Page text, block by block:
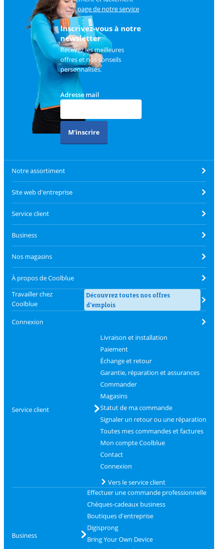
surla page de notre service
client.
Inscrivez-vous à notre
newsletter
Recevez les meilleures
offres et nos conseils
personnalisés.
Adresse mail
M'inscrire
Notre assortiment
Site web d'entreprise
Service client
Business
Nos magasins
À propos de Coolblue
Travailler chez
Coolblue
Découvrez toutes nos offres
d'emplois
Connexion
Service client
Livraison et installation
Paiement
Échange et retour
Garantie, réparation et assurances
Commander
Magasins
Statut de ma commande
Signaler un retour ou une réparation
Toutes mes commandes et factures
Mon compte Coolblue
Contact
Connexion
Vers le service client
Business
Effectuer une commande professionnelle
Chèques-cadeaux business
Boutiques d'entreprise
Digisprong
Bring Your Own Device